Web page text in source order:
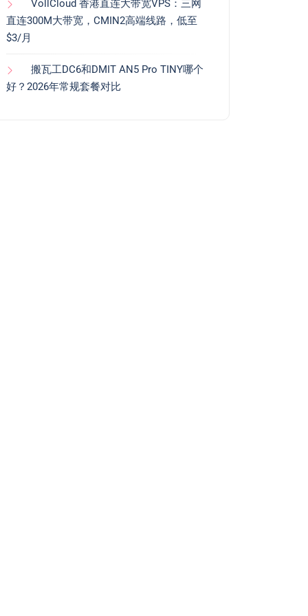
VollCloud 香港直连大带宽VPS：三网
直连300M大带宽，CMIN2高端线路，低至
$3/月
搬瓦工DC6和DMIT AN5 Pro TINY哪个
好？2026年常规套餐对比